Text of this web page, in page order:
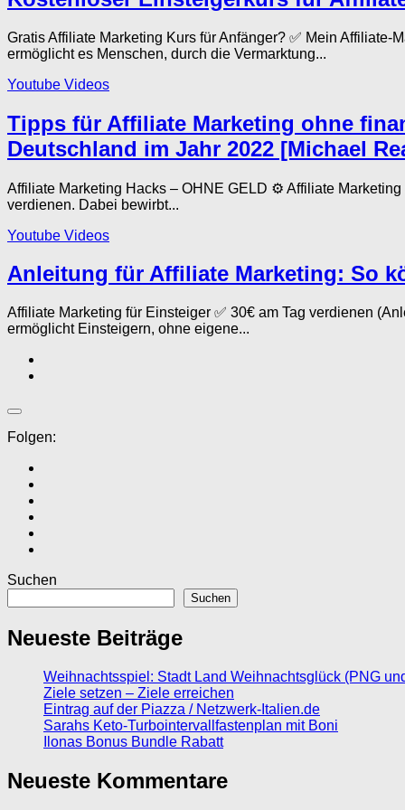
Gratis Affiliate Marketing Kurs für Anfänger? ✅ Mein
ermöglicht es Menschen, durch die Vermarktung...
Youtube Videos
Tipps für Affiliate Marketing ohne
Deutschland im Jahr 2022 [Michael
Affiliate Marketing Hacks – OHNE GELD ⚙️ Affiliate
verdienen. Dabei bewirbt...
Youtube Videos
Anleitung für Affiliate Marketing: So
Affiliate Marketing für Einsteiger ✅ 30€ am Tag verdienen
ermöglicht Einsteigern, ohne eigene...
Folgen:
Suchen
Suchen
Neueste Beiträge
Weihnachtsspiel: Stadt Land Weihnachtsglück (PNG
Ziele setzen – Ziele erreichen
Eintrag auf der Piazza / Netzwerk-Italien.de
Sarahs Keto-Turbointervallfastenplan mit Boni
Ilonas Bonus Bundle Rabatt
Neueste Kommentare